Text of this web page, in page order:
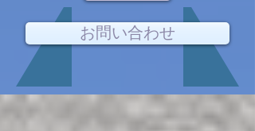
お問い合わせ